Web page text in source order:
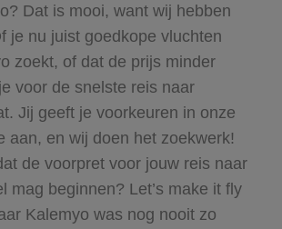
Dat is mooi, want wij hebben
je nu juist goedkope vluchten
zoekt, of dat de prijs minder
voor de snelste reis naar
Jij geeft je voorkeuren in onze
aan, en wij doen het zoekwerk!
de voorpret voor jouw reis naar
mag beginnen? Let’s make it fly
Kalemyo was nog nooit zo